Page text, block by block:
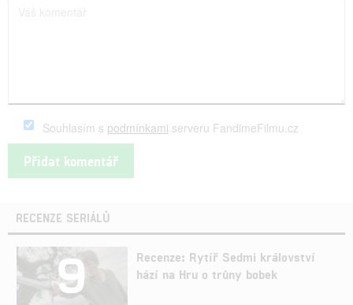
Souhlasím s podmínkami serveru FandimeFilmu.cz
RECENZE SERIÁLŮ
9
Recenze: Rytíř Sedmi království
hází na Hru o trůny bobek